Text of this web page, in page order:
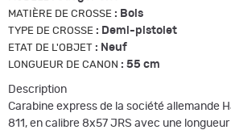
MATIÈRE DE CROSSE : Bois
TYPE DE CROSSE : Demi-pistolet
ETAT DE L'OBJET : Neuf
LONGUEUR DE CANON : 55 cm
Description
Carabine express de la société allemande
811, en calibre 8x57 JRS avec une